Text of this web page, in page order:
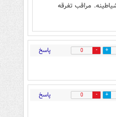
مراقب تفرقه
0 پاسخ
0 پاسخ